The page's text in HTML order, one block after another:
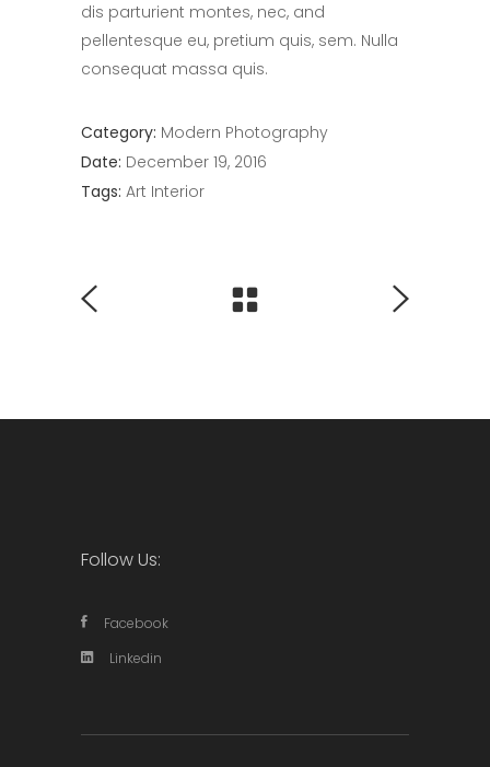
dis parturient montes, nec, and
pellentesque eu, pretium quis, sem. Nulla
consequat massa quis.
Category: Modern Photography
Date: December 19, 2016
Tags: Art Interior
Follow Us:
Facebook
Linkedin